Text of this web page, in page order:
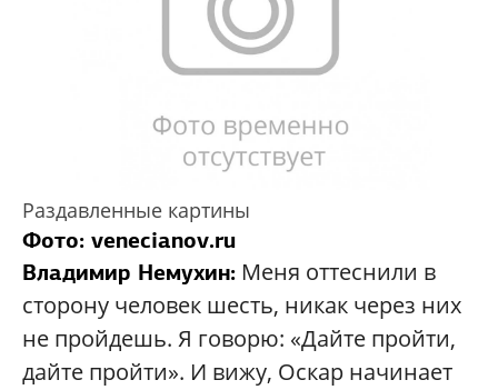
Раздавленные картины
Фото: venecianov.ru
Владимир Немухин: Меня оттеснили в
сторону человек шесть, никак через них
не пройдешь. Я говорю: «Дайте пройти,
дайте пройти». И вижу, Оскар начинает